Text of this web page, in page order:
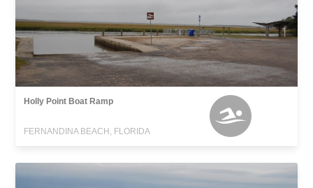
Holly Point Boat Ramp
FERNANDINA BEACH, FLORIDA